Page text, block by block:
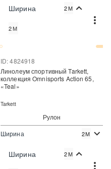
Цена:Ширина 2М
2М
Рулон
ID: 4824918
Цена:
Линолеум спортивный Tarkett,
коллекция Omnisports Action 65,
«Teal»
Tarkett
Ширина 2М
Ширина 2М